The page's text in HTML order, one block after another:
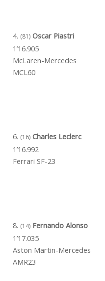
4. (81) Oscar Piastri
1’16.905
McLaren-Mercedes
MCL60
6. (16) Charles Leclerc
1’16.992
Ferrari SF-23
8. (14) Fernando Alonso
1’17.035
Aston Martin-Mercedes
AMR23